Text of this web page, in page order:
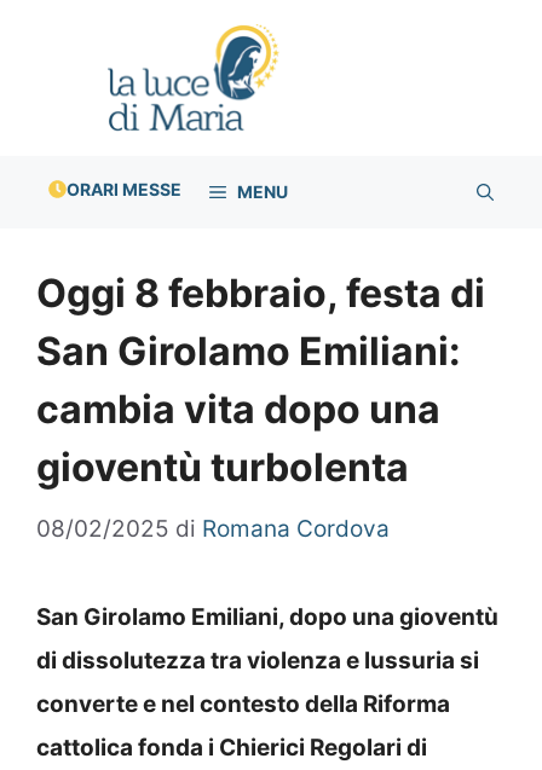
ORARI MESSE MENU
Oggi 8 febbraio, festa di
San Girolamo Emiliani:
cambia vita dopo una
gioventù turbolenta
08/02/2025 di Romana Cordova
San Girolamo Emiliani, dopo una gioventù
di dissolutezza tra violenza e lussuria si
converte e nel contesto della Riforma
cattolica fonda i Chierici Regolari di